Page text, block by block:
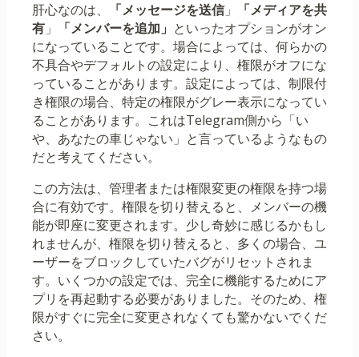
肝心なのは、
「メッセージを送信」
「メディアを共
有 」 「メンバーを追加」 といったオプションがオン
になっていることです。場合によっては、何らかの
不具合やデフォルトの設定により、権限がオフにな
っていることがあります。設定によっては、制限付
き権限の場合、特定の権限がグレー表示になってい
ることがあります。これはTelegram側から「い
や、あなたの車じゃない」と言っているようなもの
だと考えてください。
この方法は、管理者または権限変更の権限を持つ場
合に有効です。権限を切り替えると、メンバーの機
能が即座に変更されます。少し奇妙に感じるかもし
れませんが、権限を切り替えると、多くの場合、ユ
ーザーをブロックしていたバグがリセットされま
す。いくつかの設定では、完全に機能するためにア
プリを再起動する必要がありました。そのため、権
限がすぐに完全に変更されなくても驚かないでくだ
さい。